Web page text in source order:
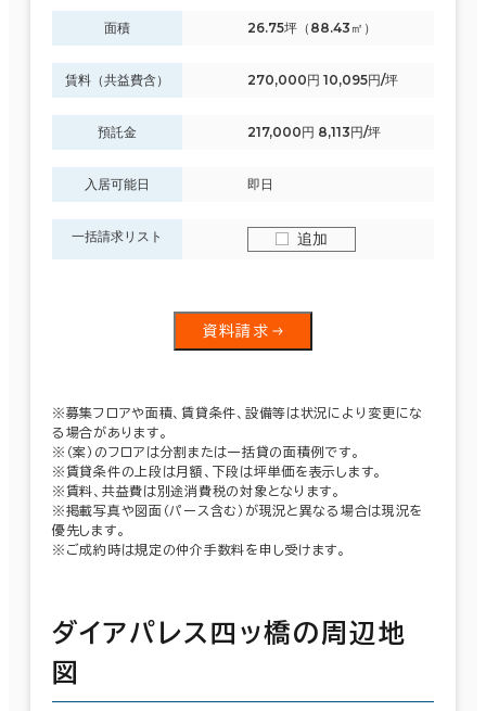
面積 26.75坪（88.43㎡）
賃料（共益費含） 270,000円 10,095円/坪
預託金 217,000円 8,113円/坪
入居可能日 即日
一括請求リスト 追加
資料請求
※募集フロアや面積、賃貸条件、設備等は状況により変更にな
る場合があります。
※（案）のフロアは分割または一括貸の面積例です。
※賃貸条件の上段は月額、下段は坪単価を表示します。
※賃料、共益費は別途消費税の対象となります。
※掲載写真や図面（パース含む）が現況と異なる場合は現況を
優先します。
※ご成約時は規定の仲介手数料を申し受けます。
ダイアパレス四ッ橋の周辺地
図